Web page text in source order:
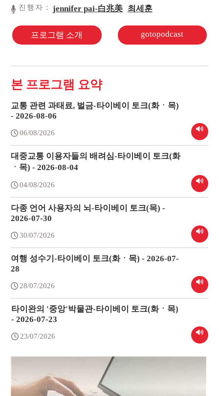
진행자： jennifer pai-白兆美 최세훈
프로그램 소개 gotopodcast
본 프로그램 요약
교통 관련 과태료, 벌금-타이베이 토크(화ㆍ목)
- 2026-08-06
06/08/2026
대중교통 이용자들의 배려심-타이베이 토크(화
ㆍ목) - 2026-08-04
04/08/2026
다종 언어 사용자의 뇌-타이베이 토크(목) -
2026-07-30
30/07/2026
여행 성수기-타이베이 토크(화ㆍ목) - 2026-07-
28
28/07/2026
타이완의 '중앙'박물관-타이베이 토크(화ㆍ목)
- 2026-07-23
23/07/2026